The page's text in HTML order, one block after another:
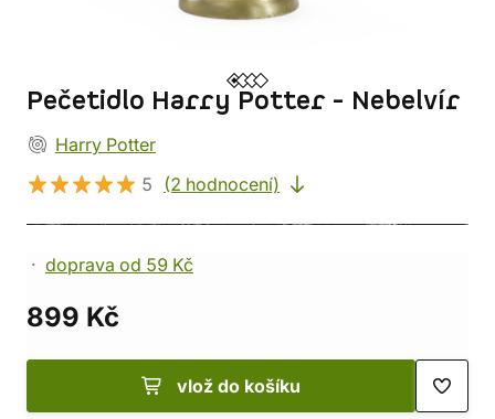
Pečetidlo Harry Potter - Nebelvír
Harry Potter
5
(2 hodnocení)
doprava od 59 Kč
899 Kč
vlož do košíku